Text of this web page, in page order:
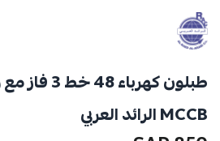
MCCB الرائد العربي